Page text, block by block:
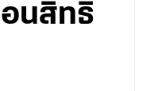
นสิทธิ